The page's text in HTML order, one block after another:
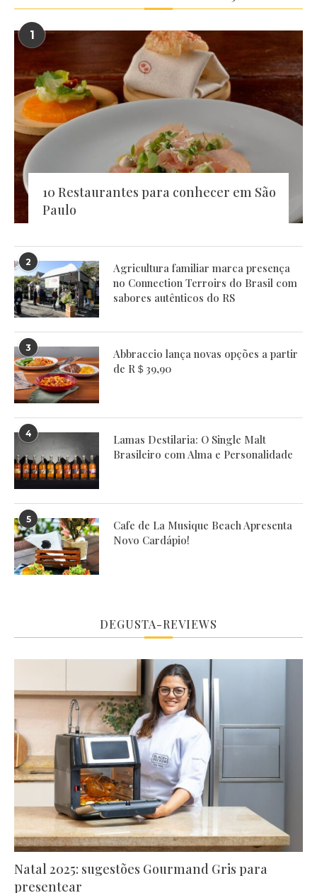
1
10 Restaurantes para conhecer em São
Paulo
2
Agricultura familiar marca presença
no Connection Terroirs do Brasil com
sabores autênticos do RS
3
Abbraccio lança novas opções a partir
de R＄39,90
4
Lamas Destilaria: O Single Malt
Brasileiro com Alma e Personalidade
5
Cafe de La Musique Beach Apresenta
Novo Cardápio!
DEGUSTA-REVIEWS
Natal 2025: sugestões Gourmand Gris para
presentear